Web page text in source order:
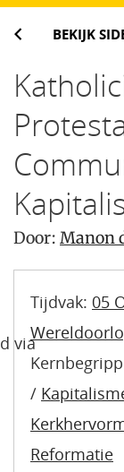
via
BEKIJK
Door: Manon
Tijdvak: 05
/
Reformatie